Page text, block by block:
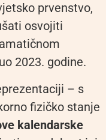
prvenstvo,
osvojiti
2023. godine.
– s
fizičko stanje
kalendarske